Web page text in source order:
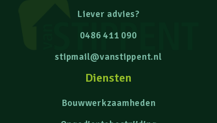
Liever advies?
0486 411 090
stipmail@vanstippent.nl
Diensten
Bouwwerkzaamheden